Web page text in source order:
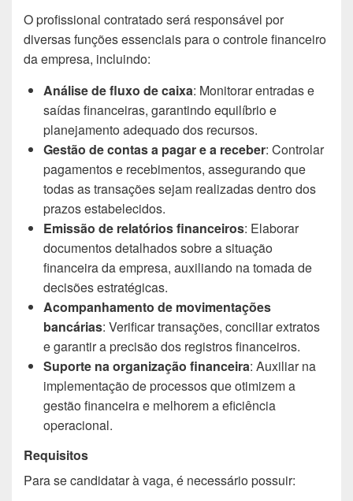
O profissional contratado será responsável por
diversas funções essenciais para o controle financeiro
da empresa, incluindo:
Análise de fluxo de caixa: Monitorar entradas e
saídas financeiras, garantindo equilíbrio e
planejamento adequado dos recursos.
Gestão de contas a pagar e a receber: Controlar
pagamentos e recebimentos, assegurando que
todas as transações sejam realizadas dentro dos
prazos estabelecidos.
Emissão de relatórios financeiros: Elaborar
documentos detalhados sobre a situação
financeira da empresa, auxiliando na tomada de
decisões estratégicas.
Acompanhamento de movimentações
bancárias: Verificar transações, conciliar extratos
e garantir a precisão dos registros financeiros.
Suporte na organização financeira: Auxiliar na
implementação de processos que otimizem a
gestão financeira e melhorem a eficiência
operacional.
Requisitos
Para se candidatar à vaga, é necessário possuir: